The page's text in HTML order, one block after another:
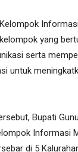
yang
serta
untuk
Bupati
Informasi
di 5